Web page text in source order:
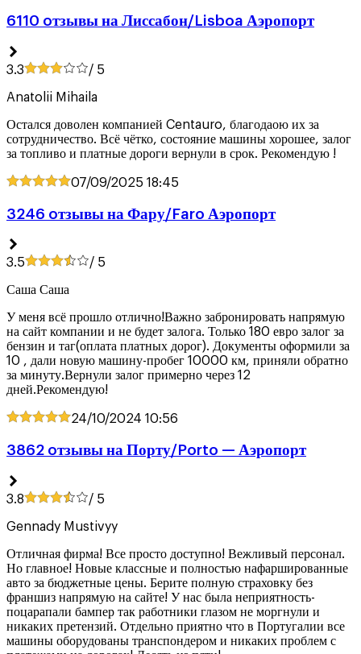
6110 oтзывы на Лиссабон/Lisboa Аэропорт
3.3 / 5
Anatolii Mihaila
Остался доволен компанией Centauro, благодаою их за
сотрудничество. Всё чётко, состояние машины хорошее, залог
за топливо и платные дороги вернули в срок. Рекомендую !
07/09/2025 18:45
3246 oтзывы на Фару/Faro Аэропорт
3.5 / 5
Саша Саша
У меня всё прошло отлично!Важно забронировать напрямую
на сайт компании и не будет залога. Только 180 евро залог за
бензин и таг(оплата платных дорог). Документы оформили за
10 , дали новую машину-пробег 10000 км, приняли обратно
за минуту.Вернули залог примерно через 12
дней.Рекомендую!
24/10/2024 10:56
3862 oтзывы на Порту/Porto — Аэропорт
3.8 / 5
Gennady Mustivyy
Отличная фирма! Все просто доступно! Вежливый персонал.
Но главное! Новые классные и полностью нафаршированные
авто за бюджетные цены. Берите полную страховку без
франшиз напрямую на сайте! У нас была неприятность-
поцарапали бампер так работники глазом не моргнули и
никаких претензий. Отдельно приятно что в Португалии все
машины оборудованы транспондером и никаких проблем с